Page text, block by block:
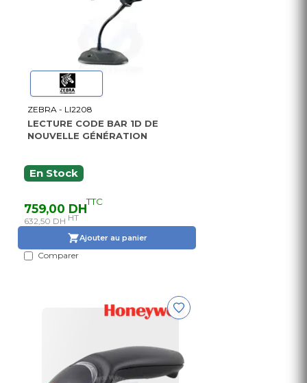
ZEBRA - LI2208
LECTURE CODE BAR 1D DE
NOUVELLE GÉNÉRATION
En Stock
759,00 DHTTC
632,50 DH HT
Ajouter au panier
Comparer